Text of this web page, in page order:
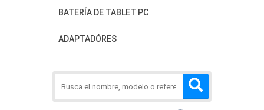
BATERÍA DE TABLET PC
ADAPTADÓRES